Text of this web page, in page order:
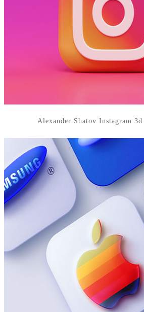
Alexander Shatov Instagram